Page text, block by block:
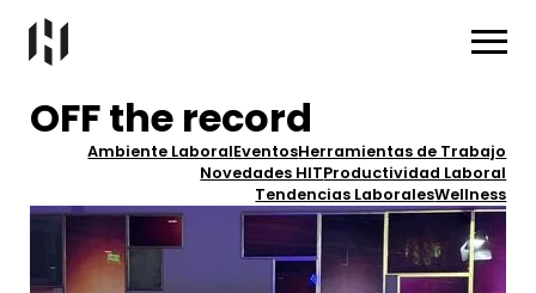
OFF the record
Ambiente LaboralEventosHerramientas de Trabajo
Novedades HITProductividad Laboral
Tendencias LaboralesWellness